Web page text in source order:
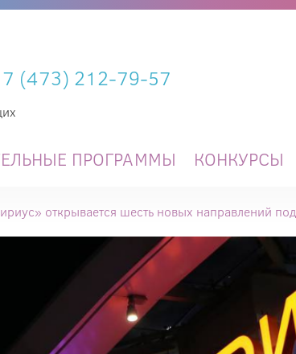
(473) 212-79-57
ПРОГРАММЫ КОНКУРСЫ
открывается шесть новых направлений